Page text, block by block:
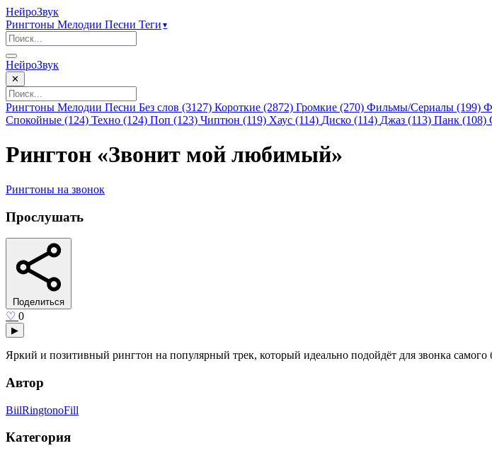
НейроЗвук
Рингтоны Мелодии Песни Теги ▾
НейроЗвук
✕
Рингтоны Мелодии Песни Без слов (3127) Короткие (2872) Громкие (270) Фильмы/Сериалы (199)
Спокойные (124) Техно (124) Поп (123) Чиптюн (119) Хаус (114) Диско (114) Джаз (113) Панк (108)
Рингтон «Звонит мой любимый»
Рингтоны на звонок
Прослушать
Поделиться
♡ 0
▶
Яркий и позитивный рингтон на популярный трек, который идеально подойдёт для звонка самого
Автор
BiilRingtonoFill
Категория